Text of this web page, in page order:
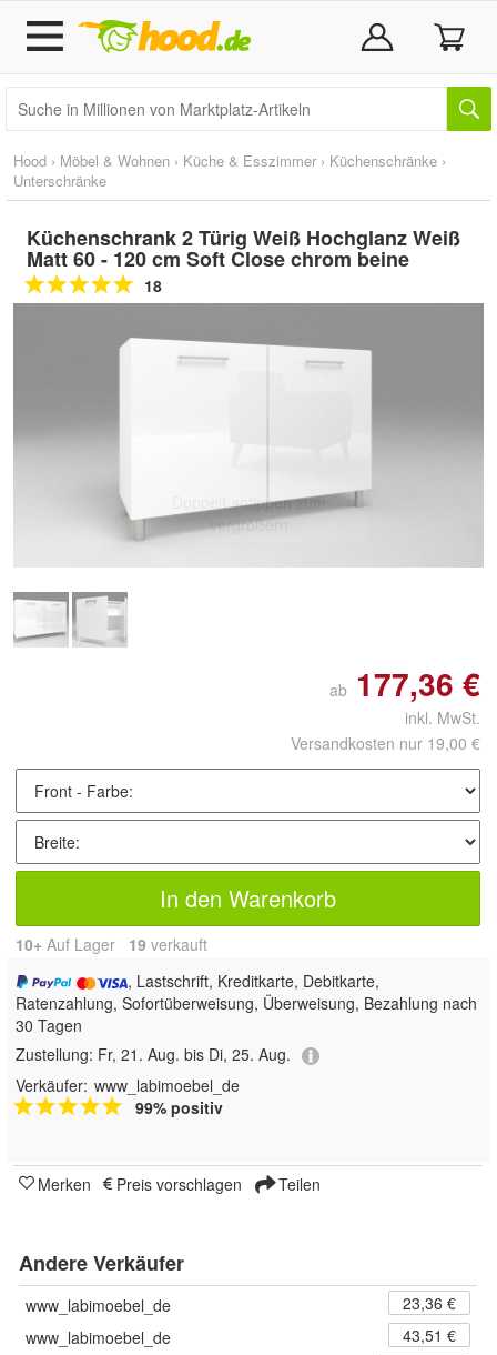
Hood › Möbel & Wohnen › Küche & Esszimmer › Küchenschränke ›
Unterschränke
Küchenschrank 2 Türig Weiß Hochglanz Weiß
Matt 60 - 120 cm Soft Close chrom beine
18
Doppelt antippen zum
vergrößern
ab 177,36 €
inkl. MwSt.
Versandkosten nur 19,00 €
In den Warenkorb
10+ Auf Lager 19 verkauft
, Lastschrift, Kreditkarte, Debitkarte,
Ratenzahlung, Sofortüberweisung, Überweisung, Bezahlung nach
30 Tagen
Zustellung: Fr, 21. Aug. bis Di, 25. Aug.
Verkäufer: www_labimoebel_de
99% positiv
Merken Preis vorschlagen Teilen
Andere Verkäufer
www_labimoebel_de
23,36 €
www_labimoebel_de
43,51 €